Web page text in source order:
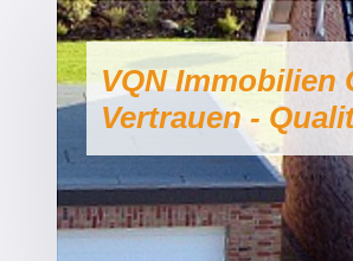
VQN Immobilien
Vertrauen -